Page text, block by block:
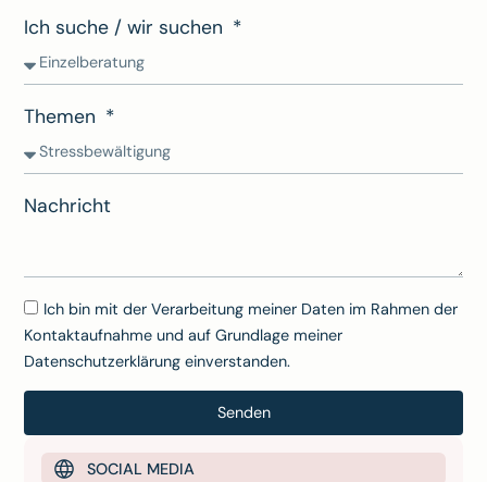
Ich suche / wir suchen
Themen
Nachricht
Ich bin mit der Verarbeitung meiner Daten im Rahmen der
Kontaktaufnahme und auf Grundlage meiner
Datenschutzerklärung einverstanden.
Senden
SOCIAL MEDIA